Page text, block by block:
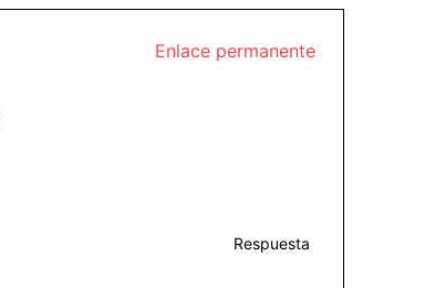
Enlace permanente
Respuesta